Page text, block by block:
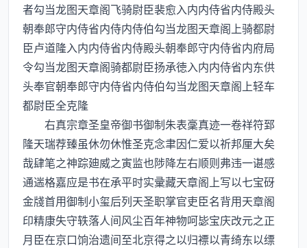
者勾当龙图天章阁飞骑尉臣裴愈入内内侍省内侍殿头
朝奉郎守内侍省内侍内侍伯勾当龙图天章阁上骑都尉
臣卢道隆入内内侍省内侍殿头朝奉郎守内侍省内府局
令勾当龙图天章阁骑都尉臣扬承徳入内内侍省内东供
头奉官朝奉郎守内侍省内侍伯勾当龙图天章阁上轻车
都尉臣全克隆
右真宗章圣皇帝御书御制朱表稾真迹一卷祥符郅
隆天瑞荐臻虽休勿休惟圣克念聿因仁爱以祈邦厘大矣
哉肆笔之神踪廸威之寅监也陟降左右顺则弗违一谌感
通遄格嘉应是书在承平时实彚藏天章阁上写以七宝砑
金牋首用御制小玺后列天圣职掌官吏臣名背用天章阁
印精康失守轶落人间风尘百年神物呵毖宝庆改元之正
月臣在京口饷治遗间至北京得之以归褾以青绮东以缥